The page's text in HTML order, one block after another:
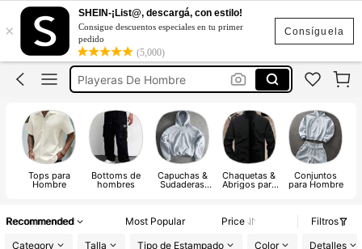
Consíguela
×
SHEIN-¡List@, descargá, con estilo!
Consigue descuentos especiales en tu primer
pedido
(5,000)
Conjunto De Hombre
Camisas Para Hombre
Pantalones De Hombre
Playeras De Hombre
Conjunto De Hombre
Camisas Para Hombre
Tops para
Hombre
Bottoms de
hombres
Capuchas &
Sudaderas
Chaquetas &
Abrigos para
Conjuntos
para Hombre
Recommended Most Popular Price
Filtros
Category
Talla Tipo de Estampado Color Detalles